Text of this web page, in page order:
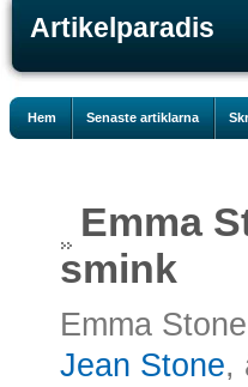
Artikelparadis
Hem Senaste artiklarna
Emma
smink
Emma
Jean Stone,